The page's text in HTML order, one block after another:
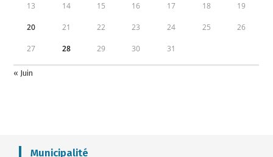
13 14 15 16 17 18 19
20 21 22 23 24 25 26
27 28 29 30 31
« Juin
Municipalité